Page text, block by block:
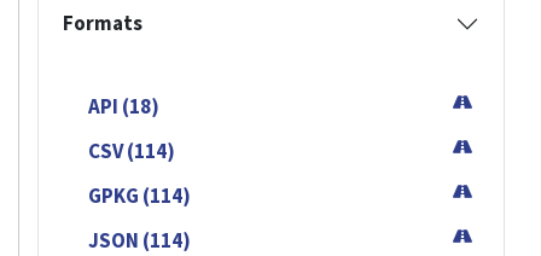
Formats
API (18)
CSV (114)
GPKG (114)
JSON (114)